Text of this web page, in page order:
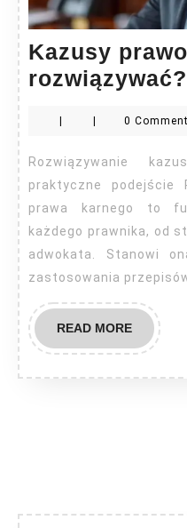
Kazusy
rozwiązywać?
0 Comment
Rozwiązywanie kazusów z prawa karnego
praktyczne podejście
prawa karnego to
każdego prawnika, od
adwokata. Stanowi
zastosowania
READ MOREREAD
MORE